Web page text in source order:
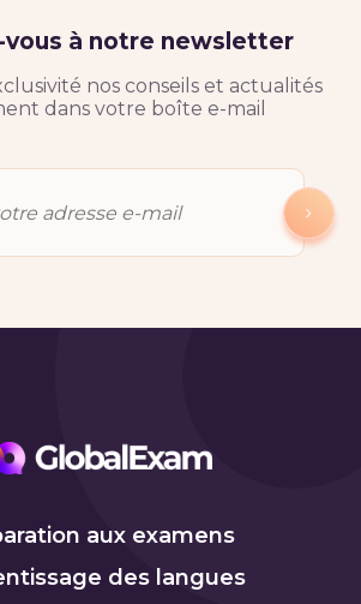
vous à notre newsletter
nos conseils et actualités
dans votre boîte e-mail
aux examens
des langues